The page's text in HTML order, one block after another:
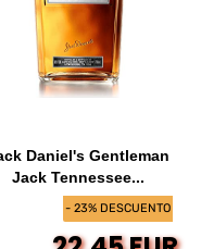
- 23% DESCUENTO
Daniel's Gentleman
Jack Tennessee...